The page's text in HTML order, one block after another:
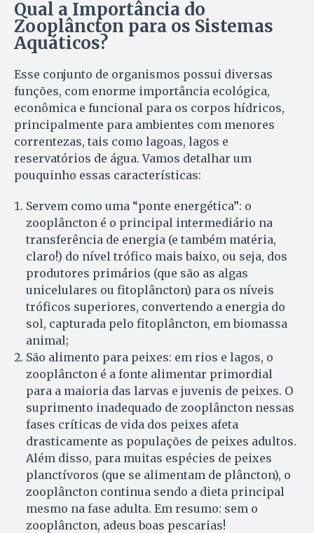
Qual a Importância do
Zooplâncton para os Sistemas
Aquáticos?
Esse conjunto de organismos possui diversas
funções, com enorme importância ecológica,
econômica e funcional para os corpos hídricos,
principalmente para ambientes com menores
correntezas, tais como lagoas, lagos e
reservatórios de água. Vamos detalhar um
pouquinho essas características:
Servem como uma “ponte energética”: o
zooplâncton é o principal intermediário na
transferência de energia (e também matéria,
claro!) do nível trófico mais baixo, ou seja, dos
produtores primários (que são as algas
unicelulares ou fitoplâncton) para os níveis
tróficos superiores, convertendo a energia do
sol, capturada pelo fitoplâncton, em biomassa
animal;
São alimento para peixes: em rios e lagos, o
zooplâncton é a fonte alimentar primordial
para a maioria das larvas e juvenis de peixes. O
suprimento inadequado de zooplâncton nessas
fases críticas de vida dos peixes afeta
drasticamente as populações de peixes adultos.
Além disso, para muitas espécies de peixes
planctívoros (que se alimentam de plâncton), o
zooplâncton continua sendo a dieta principal
mesmo na fase adulta. Em resumo: sem o
zooplâncton, adeus boas pescarias!